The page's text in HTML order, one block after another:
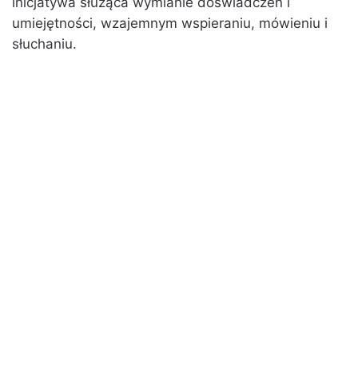
umiejętności, wzajemnym wspieraniu, mówieniu i
słuchaniu.